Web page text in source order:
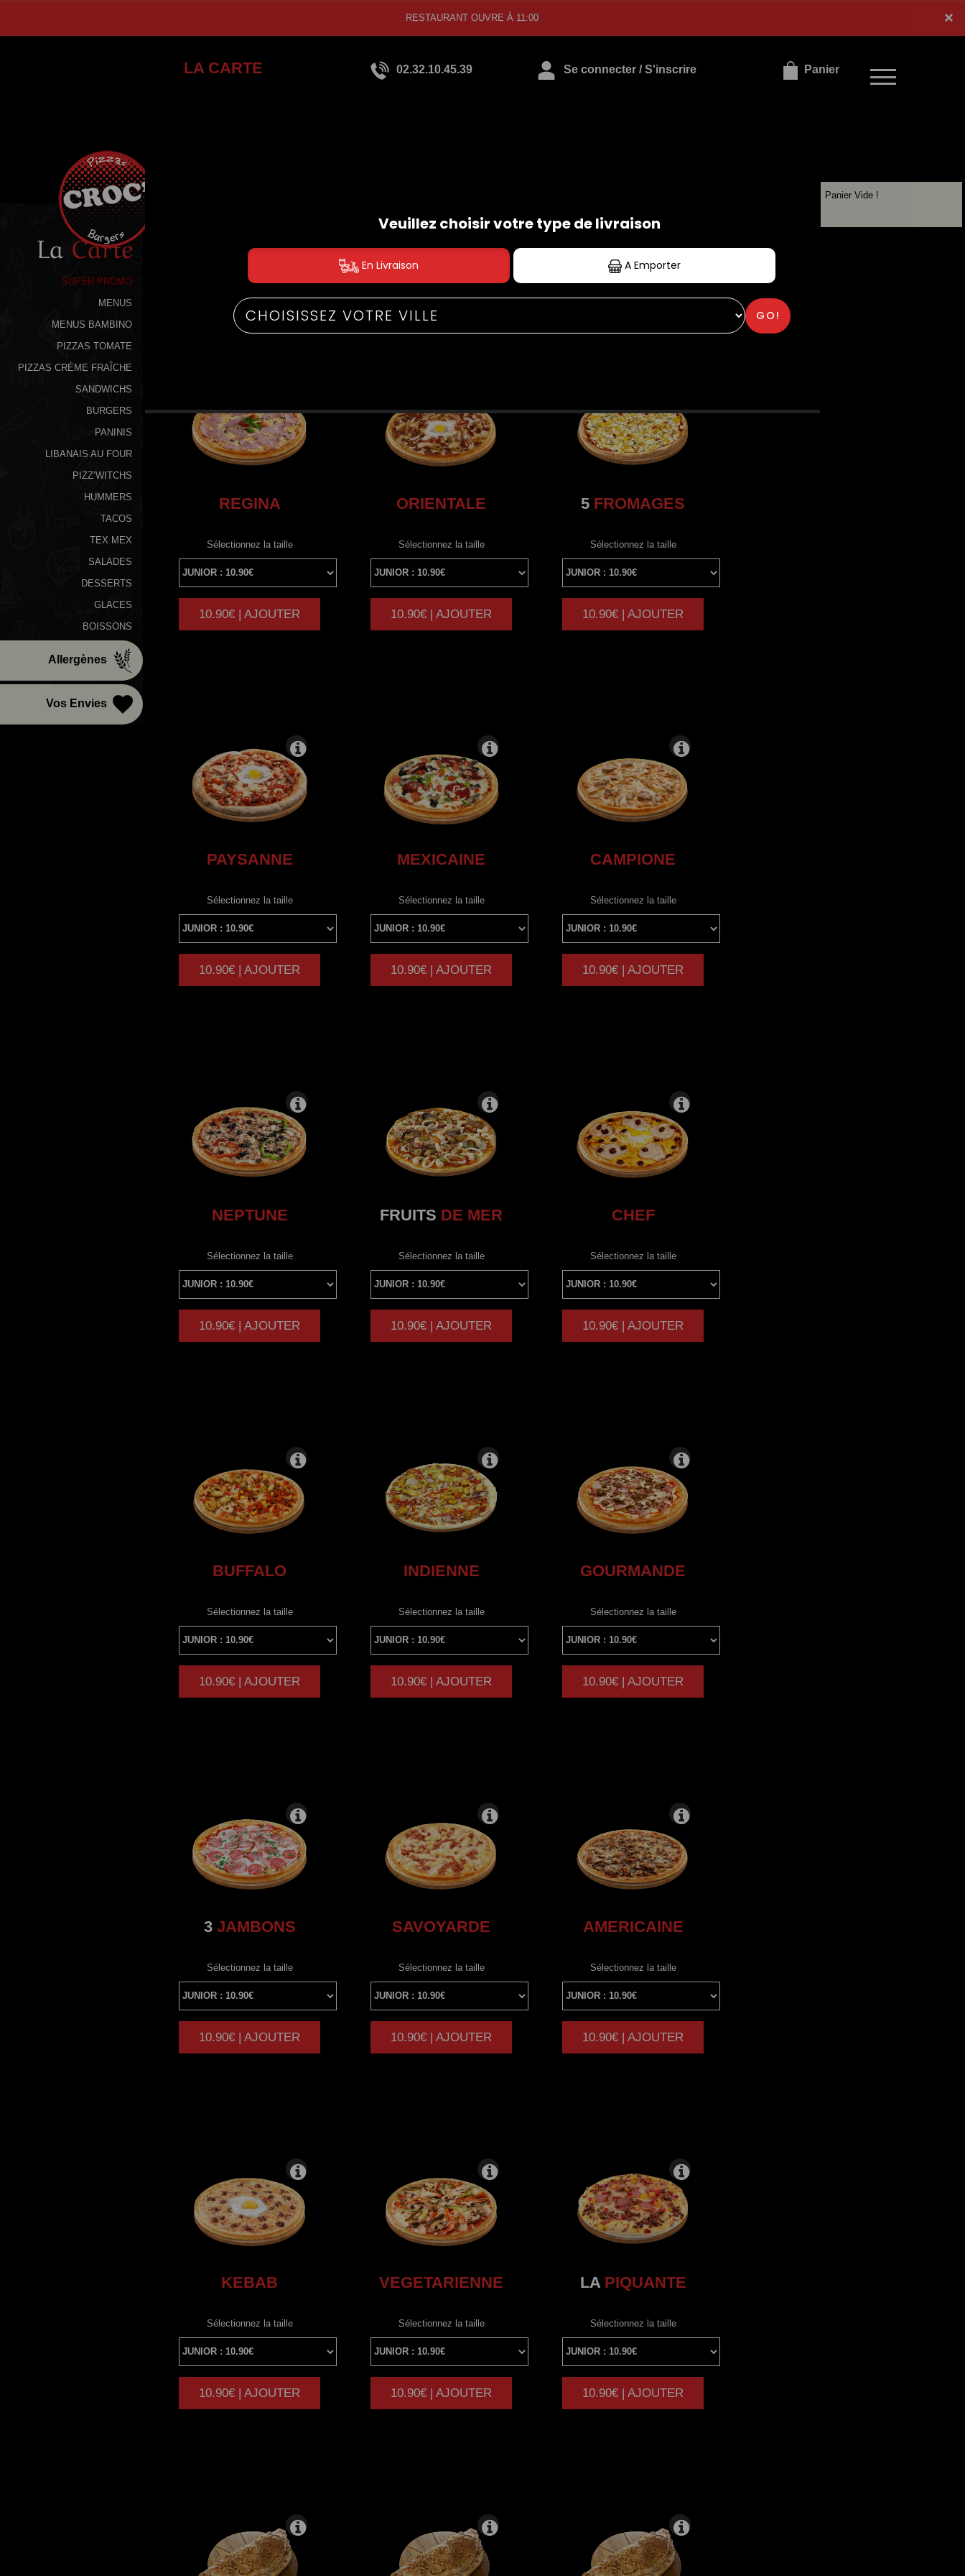
×
RESTAURANT OUVRE À 11:0
LA CARTE 02.32.10.45.39 Se connecter / S'inscrire Panier
×
La Carte
SUPER PROMO
MENUS
MENUS BAMBINO
PIZZAS TOMATE
PIZZAS CRÈME FRAÎCHE
SANDWICHS
BURGERS
PANINIS
LIBANAIS AU FOUR
PIZZ’WITCHS
HUMMERS
TACOS
TEX MEX
SALADES
DESSERTS
GLACES
BOISSONS
Allergènes
Vos Envies
PIZZAS TOMATE
REGINA
Sélectionnez la taille
|
10.90€ | AJOUTER
ORIENTALE
Sélectionnez la taille
|
10.90€ | AJOUTER
5 FROMAGES
Sélectionnez la taille
|
10.90€ | AJOUTER
PAYSANNE
Sélectionnez la taille
|
10.90€ | AJOUTER
MEXICAINE
Sélectionnez la taille
|
10.90€ | AJOUTER
CAMPIONE
Sélectionnez la taille
|
10.90€ | AJOUTER
NEPTUNE
Sélectionnez la taille
|
10.90€ | AJOUTER
FRUITS DE MER
Sélectionnez la taille
|
10.90€ | AJOUTER
CHEF
Sélectionnez la taille
|
10.90€ | AJOUTER
BUFFALO
Sélectionnez la taille
|
10.90€ | AJOUTER
INDIENNE
Sélectionnez la taille
|
10.90€ | AJOUTER
GOURMANDE
Sélectionnez la taille
|
10.90€ | AJOUTER
3JAMBONS
Sélectionnez la taille
|
10.90€ | AJOUTER
SAVOYARDE
Sélectionnez la taille
|
10.90€ | AJOUTER
AMERICAINE
Sélectionnez la taille
|
10.90€ | AJOUTER
KEBAB
Sélectionnez la taille
|
10.90€ | AJOUTER
VEGETARIENNE
Sélectionnez la taille
|
10.90€ | AJOUTER
LAPIQUANTE
Sélectionnez la taille
|
10.90€ | AJOUTER
Panier Vide !